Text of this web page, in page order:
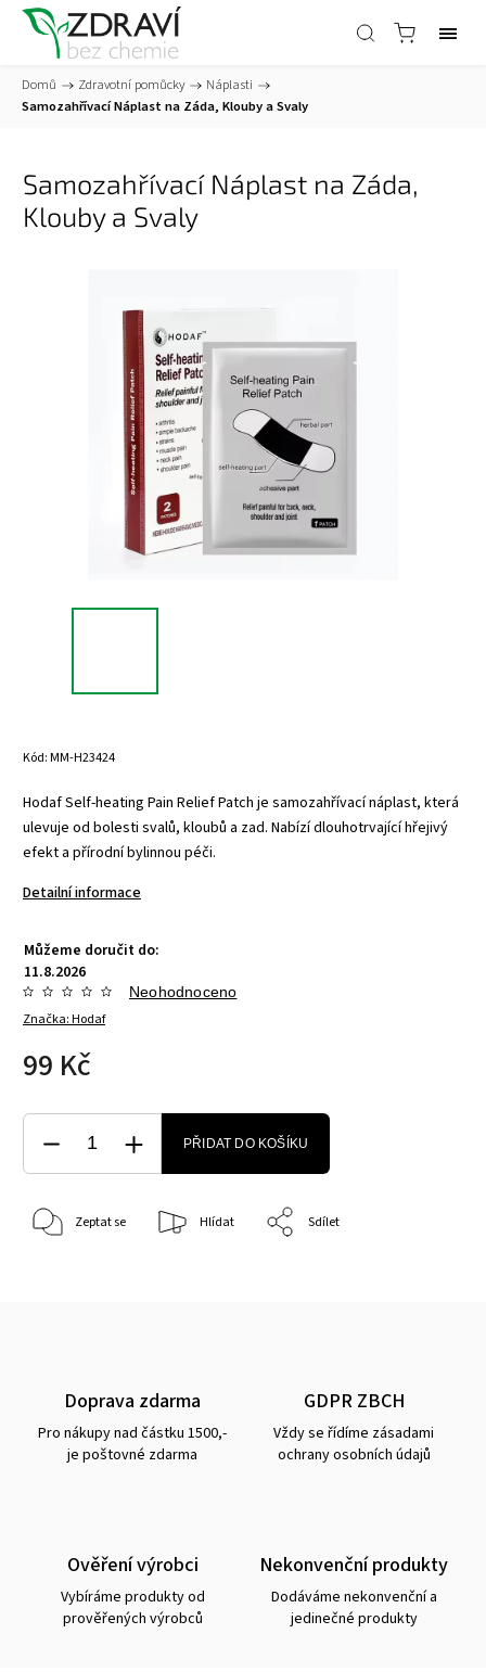
Domů / Zdravotní pomůcky / Náplasti /
Samozahřívací Náplast na Záda, Klouby a Svaly
Samozahřívací Náplast na Záda,
Klouby a Svaly
Kód:MM-H23424
Hodaf Self-heating Pain Relief Patch je samozahřívací náplast, která
ulevuje od bolesti svalů, kloubů a zad. Nabízí dlouhotrvající hřejivý
efekt a přírodní bylinnou péči.
Detailní informace
Můžeme doručit do:
11.8.2026
Značka:Hodaf
Neohodnoceno
99 Kč
PŘIDAT DO KOŠÍKU
Zeptat se Hlídat Sdílet
Doprava zdarma
Pro nákupy nad částku 1500,-
je poštovné zdarma
GDPR ZBCH
Vždy se řídíme zásadami
ochrany osobních údajů
Ověření výrobci
Vybíráme produkty od
prověřených výrobců
Nekonvenční produkty
Dodáváme nekonvenční a
jedinečné produkty